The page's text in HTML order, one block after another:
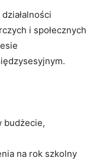
i społecznych
budżecie,
na rok szkolny